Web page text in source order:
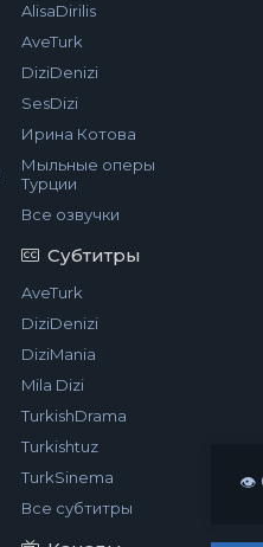
AlisaDirilis
AveTurk
DiziDenizi
SesDizi
Ирина Котова
Мыльные оперы
Турции
Все озвучки
Субтитры
AveTurk
DiziDenizi
DiziMania
Mila Dizi
TurkishDrama
Turkishtuz
TurkSinema
Все субтитры
👁